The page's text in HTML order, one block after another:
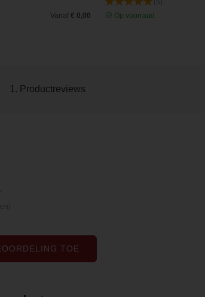
Vanaf € 0,00
Op voorraad
1. Productreviews
TOE